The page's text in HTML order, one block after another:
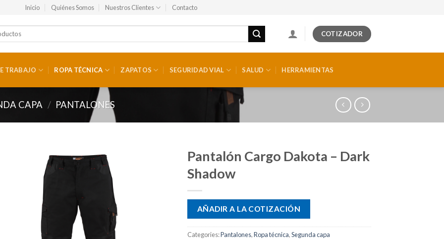
Inicio Quiénes Somos Nuestros Clientes Contacto
COTIZADOR
TRABAJO ROPA TÉCNICA ZAPATOS SEGURIDAD VIAL SALUD HERRAMIENTAS
CAPA / PANTALONES
Pantalón Cargo Dakota – Dark
Shadow
AÑADIR A LA COTIZACIÓN
Categories:Pantalones,Ropa técnica,Segunda capa